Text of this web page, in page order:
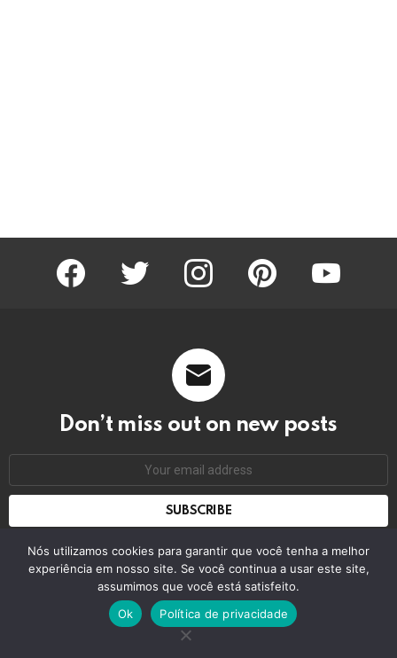
facebook twitter instagram pinterest youtube
Don’t miss out on new posts
© 2026 by bring the pixel. Remember to change this
Contact us
Nós utilizamos cookies para garantir que você tenha a melhor
experiência em nosso site. Se você continua a usar este site,
assumimos que você está satisfeito.
Ok
Política de privacidade